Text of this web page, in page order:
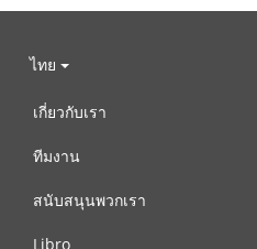
ไทย
เกี่ยวกับเรา
ทีมงาน
สนับสนุนพวกเรา
Libro